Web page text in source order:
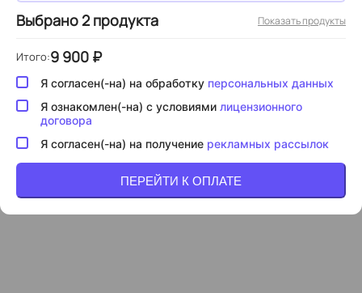
Выбрано 2 продукта Показать продукты
Итого:9 900 ₽
Я согласен(-на) на обработку персональных данных
Я ознакомлен(-на) с условиями лицензионного
договора
Я согласен(-на) на получение рекламных рассылок
ПЕРЕЙТИ К ОПЛАТЕ